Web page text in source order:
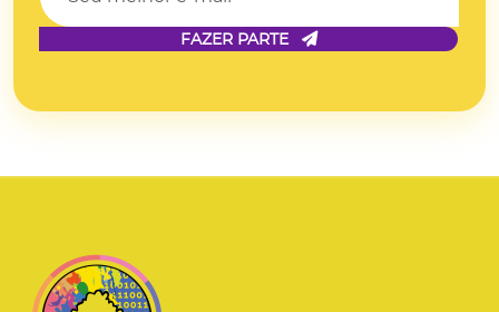
FAZER PARTE